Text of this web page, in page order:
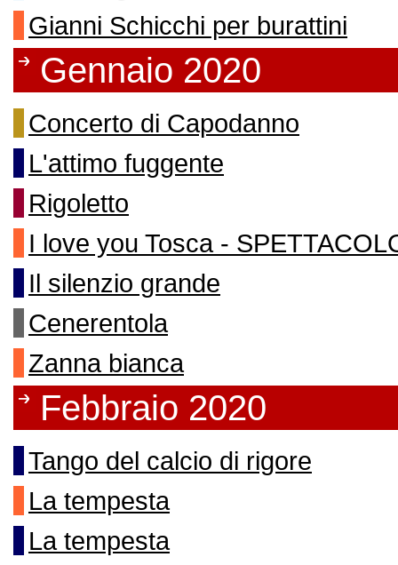
Gianni Schicchi per burattini
Gennaio 2020
Concerto di Capodanno
L'attimo fuggente
Rigoletto
I love you Tosca -
Il silenzio grande
Cenerentola
Zanna bianca
Febbraio 2020
Tango del calcio di rigore
La tempesta
La tempesta